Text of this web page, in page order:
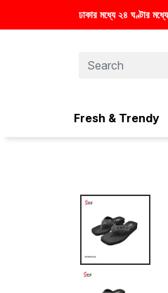
মধ্যে ডেলিভারি সুবিধা!
Fresh & Trendy